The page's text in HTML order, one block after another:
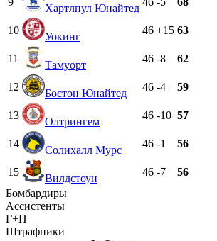
Хартлпул Юнайтед
10
Уокинг
46 +15 63
11
Тамуорт
46 -8 62
12
Бостон Юнайтед
46 -4 59
13
Олтрингем
46 -10 57
14
Солихалл Мурс
46 -1 56
15
Вилдстоун
46 -7
56
Бомбардиры
Ассистенты
Г+П
Штрафники